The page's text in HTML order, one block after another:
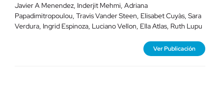
Javier A Menendez, Inderjit Mehmi, Adriana
Papadimitropoulou, Travis Vander Steen, Elisabet Cuyàs, Sara
Verdura, Ingrid Espinoza, Luciano Vellon, Ella Atlas, Ruth Lupu
Ver Publicación